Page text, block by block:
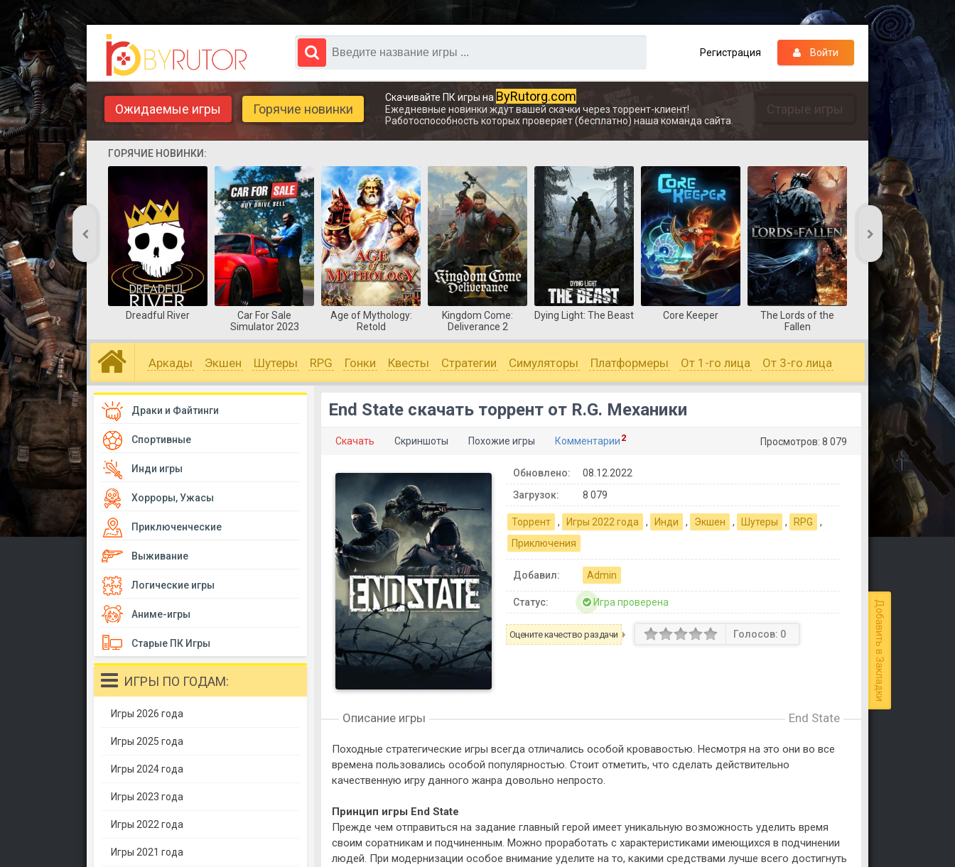
Регистрация Войти
Ожидаемые игры Горячие новинки Старые игры
Скачивайте ПК игры на ByRutorg.com
Ежедневные новинки ждут вашей скачки через торрент-клиент!
Работоспособность которых проверяет (бесплатно) наша команда сайта.
ГОРЯЧИЕ НОВИНКИ:
Dreadful River
Car For Sale
Simulator 2023
Age of Mythology:
Retold
Kingdom Come:
Deliverance 2
Dying Light: The Beast Core Keeper
The Lords of the
Fallen
REANIMAL
Аркады Экшен Шутеры RPG Гонки Квесты Стратегии Симуляторы Платформеры От 1-го лица От 3-го лица
Добавить в Закладки
End State скачать торрент от R.G. Механики
Скачать Скриншоты Похожие игры Комментарии 2 Просмотров: 8 079
Обновлено:
08.12.2022
Загрузок:
8 079
Торрент , Игры 2022 года , Инди , Экшен , Шутеры , RPG
,
Приключения
Добавил: Admin
Статус: Игра проверена
Оцените качество раздачи Голосов: 0
Описание игры End State
Походные стратегические игры всегда отличались особой кровавостью. Несмотря на это они во все
времена пользовались особой популярностью. Стоит отметить, что сделать действительно
качественную игру данного жанра довольно непросто.
Принцип игры End State
Прежде чем отправиться на задание главный герой имеет уникальную возможность уделить время
своим соратникам и подчиненным. Можно проработать с характеристиками имеющихся в подчинении
людей. При модернизации особое внимание уделите на то, какими средствами лучше всего достигнуть
Драки и Файтинги
Спортивные
Инди игры
Хорроры, Ужасы
Приключенческие
Выживание
Логические игры
Аниме-игры
Старые ПК Игры
ИГРЫ ПО ГОДАМ:
Игры 2026 года
Игры 2025 года
Игры 2024 года
Игры 2023 года
Игры 2022 года
Игры 2021 года